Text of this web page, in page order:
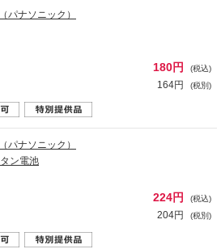
パナソニック）
180円 (税込)
164円 (税別)
パナソニック）
ン電池
224円 (税込)
204円 (税別)